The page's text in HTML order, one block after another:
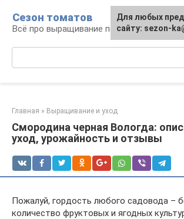
контенту
Сезон томатов
Всё про выращивание помидоров
Главная » Выращивание и уход
Смородина черная Вологда:
уход, урожайность и отзывы
Пожалуй, гордость любого садовода –
количество фруктовых и ягодных
Для любых
сайту: sezon-